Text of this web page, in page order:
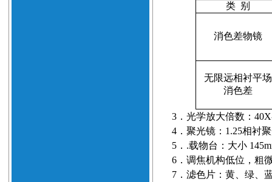
类 别
消色差物镜
无限远相衬平场
消色差
3 ．光学放大倍数：
4 ．聚光镜： 1.25相衬
5 ． .载物台：大小
6 ．调焦机构低位，粗
7 ．滤色片：黄、绿、